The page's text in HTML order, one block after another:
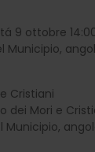
9 ottobre
Municipio,
Cristiani
dei Mori e
Municipio,